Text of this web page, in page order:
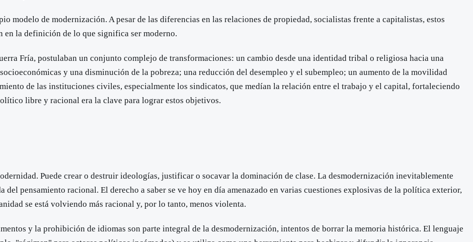
modelo de modernización. A pesar de las diferencias en las relaciones de propiedad, socialistas frente a capitalistas, estos
en la definición de lo que significa ser moderno.
Fría, postulaban un conjunto complejo de transformaciones: un cambio desde una identidad tribal o religiosa hacia una
y una disminución de la pobreza; una reducción del desempleo y el subempleo; un aumento de la movilidad
de las instituciones civiles, especialmente los sindicatos, que medían la relación entre el trabajo y el capital, fortaleciendo
libre y racional era la clave para lograr estos objetivos.
Puede crear o destruir ideologías, justificar o socavar la dominación de clase. La desmodernización inevitablemente
pensamiento racional. El derecho a saber se ve hoy en día amenazado en varias cuestiones explosivas de la política exterior,
se está volviendo más racional y, por lo tanto, menos violenta.
y la prohibición de idiomas son parte integral de la desmodernización, intentos de borrar la memoria histórica. El lenguaje